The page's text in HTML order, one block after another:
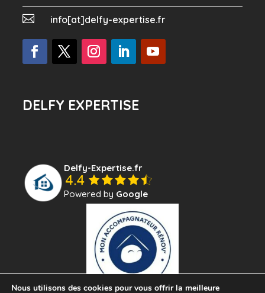
 info[at]delfy-expertise.fr
DELFY EXPERTISE
Delfy-Expertise.fr
Powered by Google
Nous utilisons des cookies pour vous offrir la meilleure